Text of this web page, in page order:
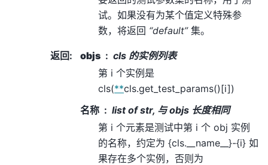
试。如果没有为某个值定义特殊参
数，将返回 “default”集。
返回: objs
cls 的实例列表
第 i 个实例是
cls(**cls.get_test_params()[i])
名称
list of str, 与 objs 长度相同
第 i 个元素是测试中第 i 个 obj 实例
的名称，约定为 {cls.__name__}-{i} 如
果存在多个实例，否则为